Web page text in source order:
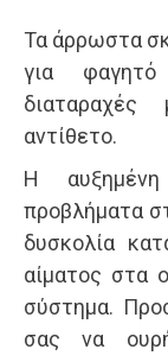
Τα άρρωστα
για φαγητό
αντίθετο.
Η
προβλήματα
δυσκολία
αίματος στα
σύστημα.
σας να